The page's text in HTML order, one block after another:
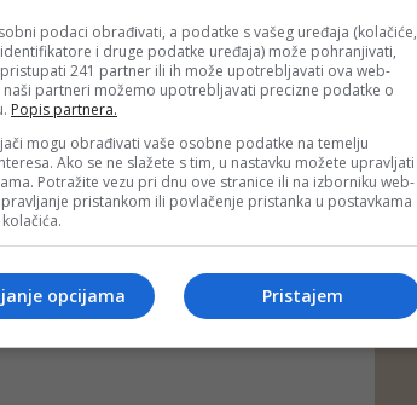
md)
mreža TwitteriFacebook
#automobilska industrija
#tuzla
podaci obrađivati, a podatke s vašeg uređaja (kolačiće,
i druge podatke uređaja) može pohranjivati,
241 partner ili ih može upotrebljavati ova web-
naši partneri možemo upotrebljavati precizne podatke o
Popis partnera.
mogu obrađivati vaše osobne podatke na temelju
Ako se ne slažete s tim, u nastavku možete upravljati
Potražite vezu pri dnu ove stranice ili na izborniku web-
pristankom ili povlačenje pristanka u postavkama
Pristajem
opcijama